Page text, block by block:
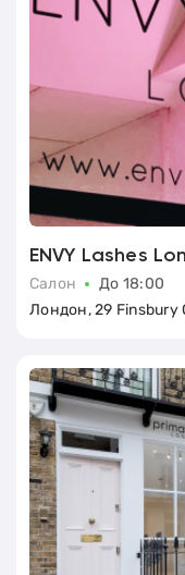
ENVY Lashes
Салон
До 18:00
Лондон, 29 Finsbury